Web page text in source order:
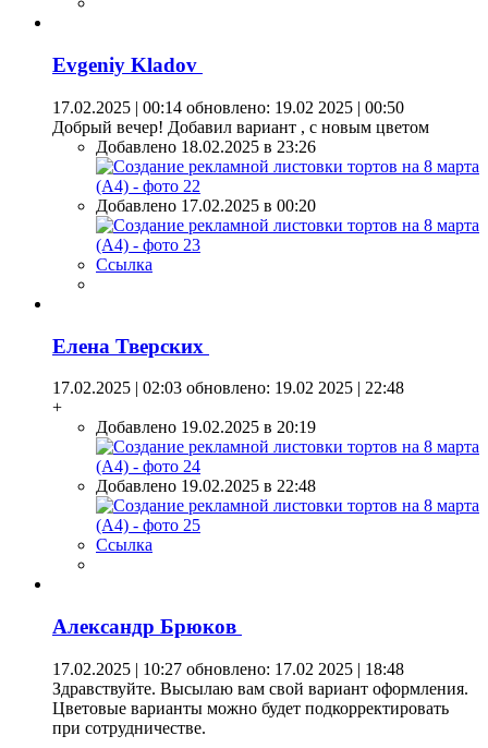
Evgeniy Kladov
17.02.2025 | 00:14 обновлено: 19.02 2025 | 00:50
Добрый вечер! Добавил вариант , с новым цветом
Добавлено 18.02.2025 в 23:26
Добавлено 17.02.2025 в 00:20
Ссылка
Елена Тверских
17.02.2025 | 02:03 обновлено: 19.02 2025 | 22:48
+
Добавлено 19.02.2025 в 20:19
Добавлено 19.02.2025 в 22:48
Ссылка
Александр Брюков
17.02.2025 | 10:27 обновлено: 17.02 2025 | 18:48
Здравствуйте. Высылаю вам свой вариант оформления.
Цветовые варианты можно будет подкорректировать
при сотрудничестве.